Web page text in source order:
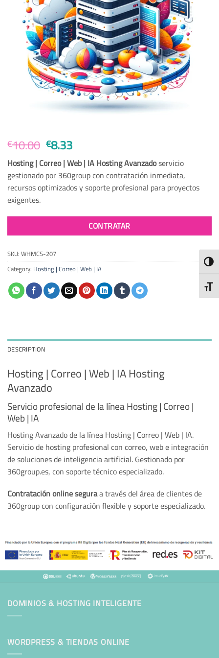
€10.00 Original
price
was:
€10.00.
€8.33Current
price
is:
€8.33.
Hosting | Correo | Web | IA Hosting Avanzadoservicio
gestionado por 360group con contratación inmediata,
recursos optimizados y soporte profesional para proyectos
exigentes.
CONTRATAR
SKU:WHMCS-207
Category: Hosting | Correo | Web | IA
DESCRIPTION
Hosting | Correo | Web | IA Hosting
Avanzado
Servicio profesional de la línea Hosting | Correo |
Web | IA
Hosting Avanzado de la línea Hosting | Correo | Web | IA.
Servicio de hosting profesional con correo, web e integración
de soluciones de inteligencia artificial. Gestionado por
360group.es, con soporte técnico especializado.
Contratación online seguraa través del área de clientes de
360group con configuración flexible y soporte especializado.
DOMINIOS & HOSTING INTELIGENTE
WORDPRESS & TIENDAS ONLINE